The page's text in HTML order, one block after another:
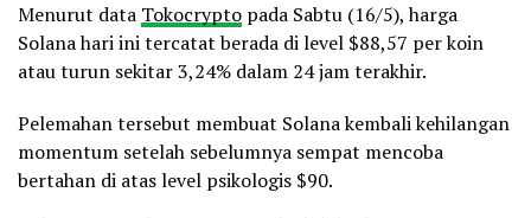
Menurut data Tokocrypto pada Sabtu (16/5), harga
Solana hari ini tercatat berada di level $88,57 per koin
atau turun sekitar 3,24% dalam 24 jam terakhir.
Pelemahan tersebut membuat Solana kembali kehilangan
momentum setelah sebelumnya sempat mencoba
bertahan di atas level psikologis $90.